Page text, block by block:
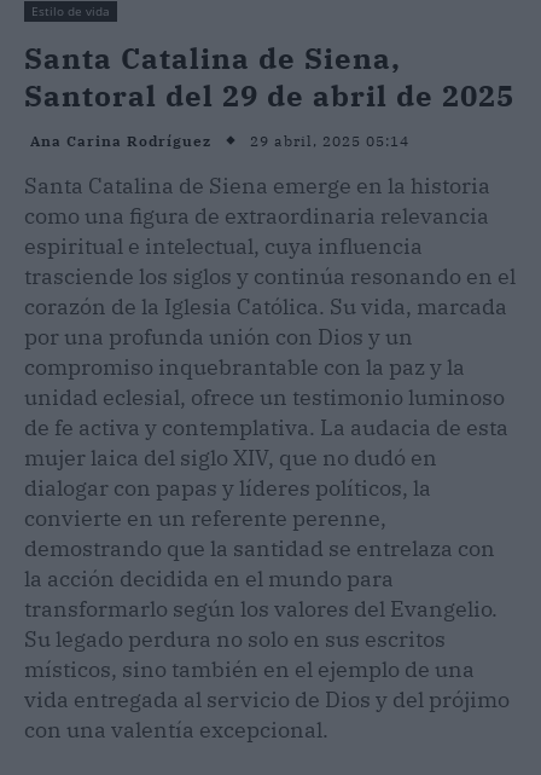
Estilo de vida
Santa Catalina de Siena,
Santoral del 29 de abril de 2025
Ana Carina Rodríguez 29 abril, 2025 05:14
Santa Catalina de Siena emerge en la historia
como una figura de extraordinaria relevancia
espiritual e intelectual, cuya influencia
trasciende los siglos y continúa resonando en el
corazón de la Iglesia Católica. Su vida, marcada
por una profunda unión con Dios y un
compromiso inquebrantable con la paz y la
unidad eclesial, ofrece un testimonio luminoso
de fe activa y contemplativa. La audacia de esta
mujer laica del siglo XIV, que no dudó en
dialogar con papas y líderes políticos, la
convierte en un referente perenne,
demostrando que la santidad se entrelaza con
la acción decidida en el mundo para
transformarlo según los valores del Evangelio.
Su legado perdura no solo en sus escritos
místicos, sino también en el ejemplo de una
vida entregada al servicio de Dios y del prójimo
con una valentía excepcional.